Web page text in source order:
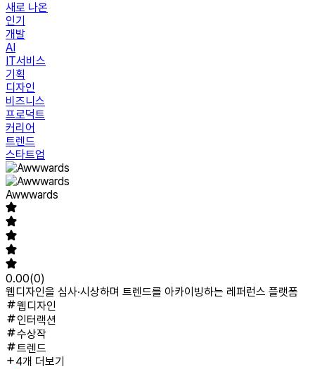
새로 나온
인기
개발
AI
IT서비스
기획
디자인
비즈니스
프로덕트
커리어
트렌드
스타트업
Awwwards
0.00(0)
웹디자인을 심사·시상하며 트렌드를 아카이빙하는 레퍼런스 플랫폼
웹디자인
인터랙션
수상작
트렌드
4개 더보기